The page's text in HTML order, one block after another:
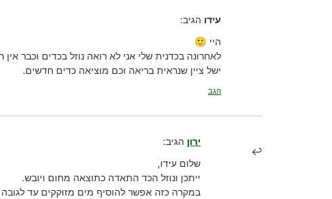
עידו הגיב:
היי 🙂
לאחרונה בכדנית שלי אני לא רואה נוזל בכדים וכבר
ישל ציין שנראית בריאה וכם מוציאה כדים חדשים.
הגב
ירון הגיב:
שלום עידו,
ייתכן ונוזל הכד התאדה כתוצאה מחום ויובש.
במקרה כזה אפשר להוסיף מים מזוקקים עד לגובה של 20%